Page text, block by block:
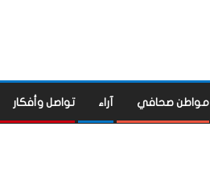
مواطن صحافي آراء تواصل وأفكار